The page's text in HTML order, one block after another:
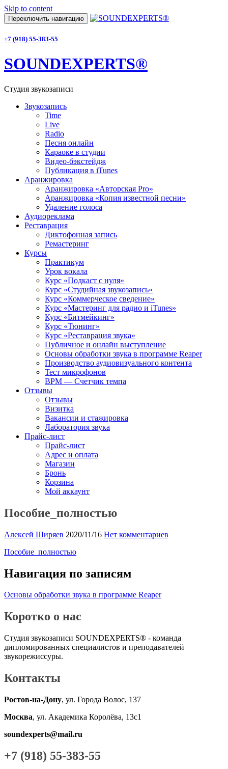
Skip to content
Переключить навигацию
+7 (918) 55-383-55
SOUNDEXPERTS®
Студия звукозаписи
Звукозапись
Time
Live
Radio
Песня онлайн
Караоке в студии
Видео-бэкстейдж
Публикация в iTunes
Аранжировка
Аранжировка «Авторская Pro»
Аранжировка «Копия известной песни»
Удаление голоса
Аудиореклама
Реставрация
Диктофонная запись
Ремастеринг
Курсы
Практикум
Урок вокала
Курс «Подкаст с нуля»
Курс «Студийная звукозапись»
Курс «Коммерческое сведение»
Курс «Мастеринг для радио и iTunes»
Курс «Битмейкинг»
Курс «Тюнинг»
Курс «Реставрация звука»
Публичное и онлайн выступление
Основы обработки звука в программе Reaper
Производство аудиовизуального контента
Тест микрофонов
BPM — Счетчик темпа
Отзывы
Отзывы
Визитка
Вакансии и стажировка
Лаборатория звука
Прайс-лист
Прайс-лист
Адрес и оплата
Магазин
Бронь
Корзина
Мой аккаунт
Пособие_полностью
Алексей Ширяев 2020/11/16 Нет комментариев
Пособие_полностью
Навигация по записям
Основы обработки звука в программе Reaper
Коротко о нас
Студия звукозаписи SOUNDEXPERTS® - команда
дипломированных специалистов и преподавателей
звукорежиссуры.
Контакты
Ростов-на-Дону, ул. Города Волос, 137
Москва, ул. Академика Королёва, 13с1
soundexperts@mail.ru
+7 (918) 55-383-55